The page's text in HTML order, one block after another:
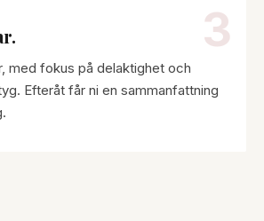
3
med fokus på delaktighet och
Efteråt får ni en sammanfattning